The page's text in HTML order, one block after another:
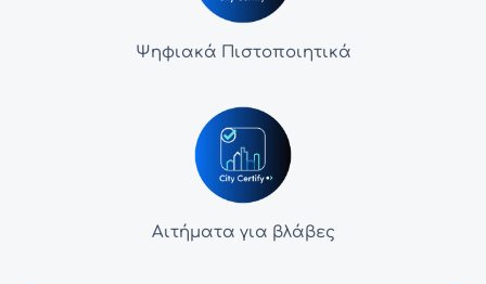
Ψηφιακά Πιστοποιητικά
Αιτήματα για βλάβες